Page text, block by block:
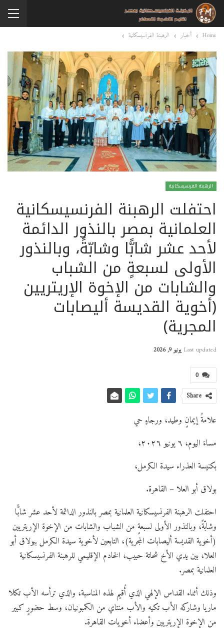
Home أخبار الرهبنة الفرنسيسكانية
الرهبنة الفرنسيسكانية
احتفلت الرهبنة الفرنسيسكانية
العلمانية بمصر بالنذور الدائمة
لأحد عشر شابًّا وشابّةً، وبالنذور
الأولى لسبعةٍ من الشباب
والشابات من الإخوة الإريتريين
(أخوية القديسة أليصابات
المجرية)
Last updated يونيو 9, 2026
0
Share
علامةُ إيمانٍ وطيد، ورجاءٍ حي
مساءَ اليوم، ٦ يونيو ٢٠٢٦،
بكنيسة العذراء سيدة الكرمل،
بولاق أبو العلا – القاهرة.
احتفلت الرهبنة الفرنسيسكانية العلمانية بمصر بالنذور الدائمة لأحد عشر شابًّا
وشابّةً، وبالنذور الأولى لسبعةٍ من الشباب والشابات من الإخوة الإريتريين
(أخوية القديسة أليصابات المجرية)، التابعين لأخوية سيدة الكرمل ببولاق أبو
العلا، بين يدي الأخ شحاتة حبيب، الخادم الإقليمي للرهبنة الفرنسيسكانية
العلمانية بمصر.
وذلك أثناء القداس الإلهي الذي أُقيم لهذه المناسبة، والذي ترأسه الأب تكلا
ماريا وشاركه الأب تكيه والأب منتاي من الكمبونيان، وسط حضورٍ كبير
من الإخوة الإريتريين وأعضاء أخويات القاهرة.